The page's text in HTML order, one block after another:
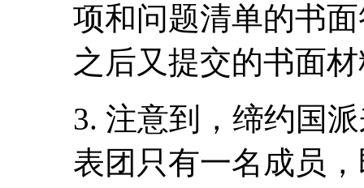
项和问题清单的书
之后又提交的书面
3. 注意到，缔约国
表团只有一名成员